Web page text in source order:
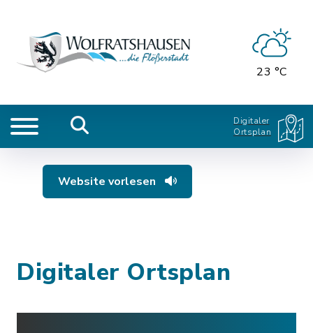
23 °C
Digitaler
Ortsplan
Website vorlesen
Digitaler Ortsplan